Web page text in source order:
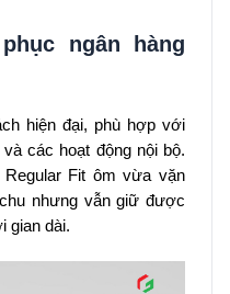
ngân hàng
hiện đại, phù hợp với
các hoạt động nội bộ.
Fit ôm vừa vặn
nhưng vẫn giữ được
gian dài.